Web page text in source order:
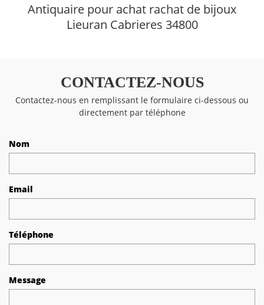
Antiquaire pour achat rachat de bijoux
Lieuran Cabrieres 34800
CONTACTEZ-NOUS
Contactez-nous en remplissant le formulaire ci-dessous ou
directement par téléphone
Nom
Email
Téléphone
Message